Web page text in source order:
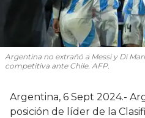
Argentina no extrañó a Messi y Di
competitiva ante Chile. AFP.
Argentina, 6 Sept 2024.-
posición de líder de la